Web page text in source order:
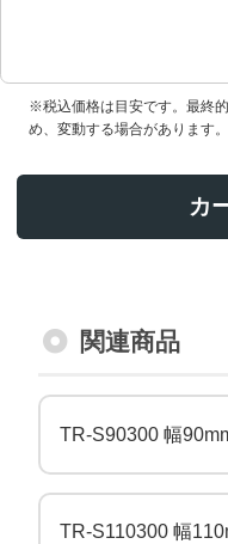
※税込価格は目安です。最終
め、変動する場合があります。
カ
関連商品
TR-S90300 幅
TR-S110300 幅